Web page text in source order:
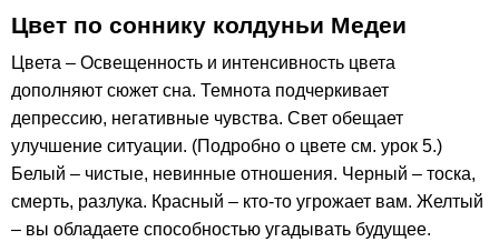
Цвет по соннику колдуньи Медеи
Цвета – Освещенность и интенсивность цвета
дополняют сюжет сна. Темнота подчеркивает
депрессию, негативные чувства. Свет обещает
улучшение ситуации. (Подробно о цвете см. урок 5.)
Белый – чистые, невинные отношения. Черный – тоска,
смерть, разлука. Красный – кто-то угрожает вам. Желтый
– вы обладаете способностью угадывать будущее.